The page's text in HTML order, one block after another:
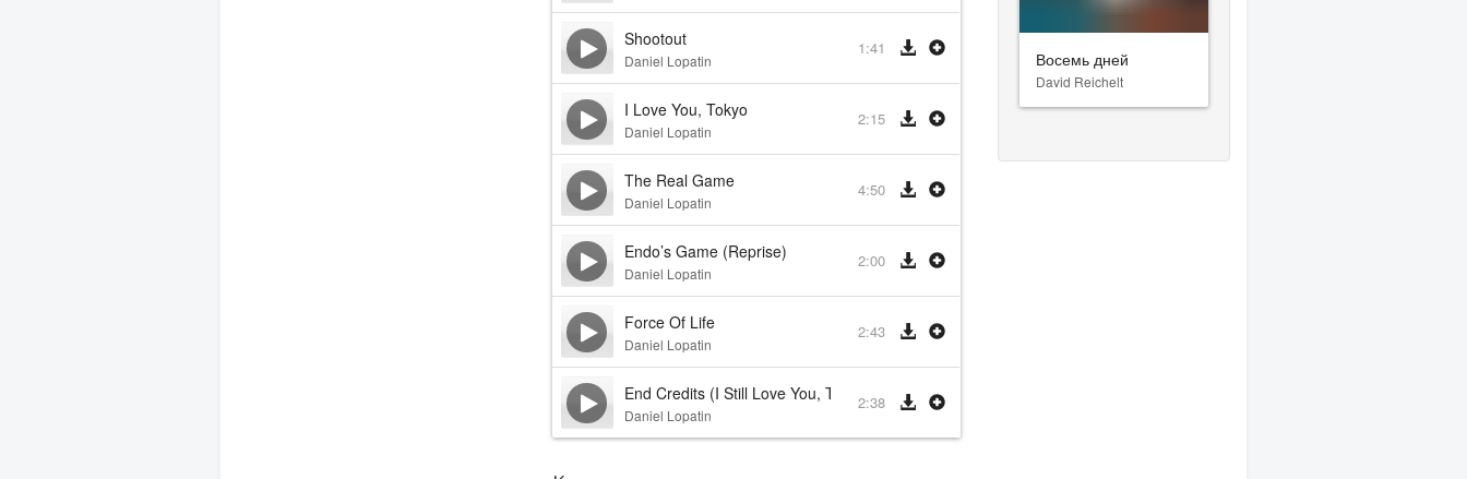
Shootout
Daniel Lopatin
1:41
I Love You, Tokyo
Daniel Lopatin
2:15
The Real Game
Daniel Lopatin
4:50
Endo’s Game (Reprise)
Daniel Lopatin
2:00
Force Of Life
Daniel Lopatin
2:43
End Credits (I Still Love You, Tokyo)
Daniel Lopatin
2:38
Восемь дней
David Reichelt